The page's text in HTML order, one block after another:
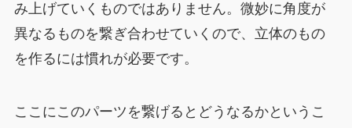
み上げていくものではありません。微妙に角度が
異なるものを繋ぎ合わせていくので、立体のもの
を作るには慣れが必要です。
ここにこのパーツを繋げるとどうなるかというこ